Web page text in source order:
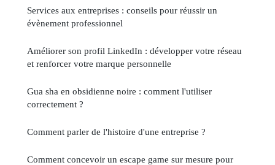
Services aux entreprises : conseils pour réussir un
évènement professionnel
Améliorer son profil LinkedIn : développer votre réseau
et renforcer votre marque personnelle
Gua sha en obsidienne noire : comment l'utiliser
correctement ?
Comment parler de l'histoire d'une entreprise ?
Comment concevoir un escape game sur mesure pour